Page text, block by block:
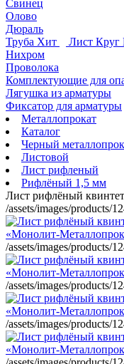
Свинец
Олово
Дюраль
Труба Хит Лист Круг
Нихром
Проволока
Комплектующие для
Лягушка из арматуры
Фиксатор для арматуры
Металлопрокат
Каталог
Черный
Листовой
Лист рифленый
Рифлёный 1,5 мм
Лист рифлёный
/assets/images/products/
/assets/images/products/
/assets/images/products/
/assets/images/products/